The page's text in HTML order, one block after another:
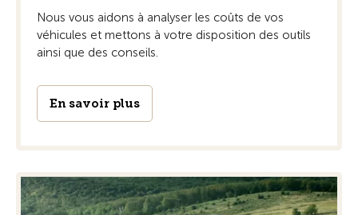
Nous vous aidons à analyser les coûts de vos
véhicules et mettons à votre disposition des outils
ainsi que des conseils.
En savoir plus